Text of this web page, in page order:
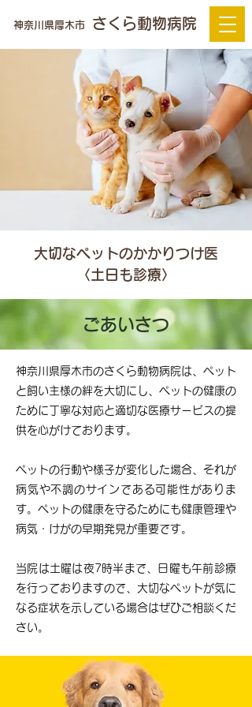
神奈川県厚木市 さくら動物病院
大切なペットのかかりつけ医
〈土日も診療〉
ごあいさつ
神奈川県厚木市のさくら動物病院は、ペット
と飼い主様の絆を大切にし、ペットの健康の
ために丁寧な対応と適切な医療サービスの提
供を心がけております。
ペットの行動や様子が変化した場合、それが
病気や不調のサインである可能性がありま
す。ペットの健康を守るためにも健康管理や
病気・けがの早期発見が重要です。
当院は土曜は夜7時半まで、日曜も午前診療
を行っておりますので、大切なペットが気に
なる症状を示している場合はぜひご相談くだ
さい。